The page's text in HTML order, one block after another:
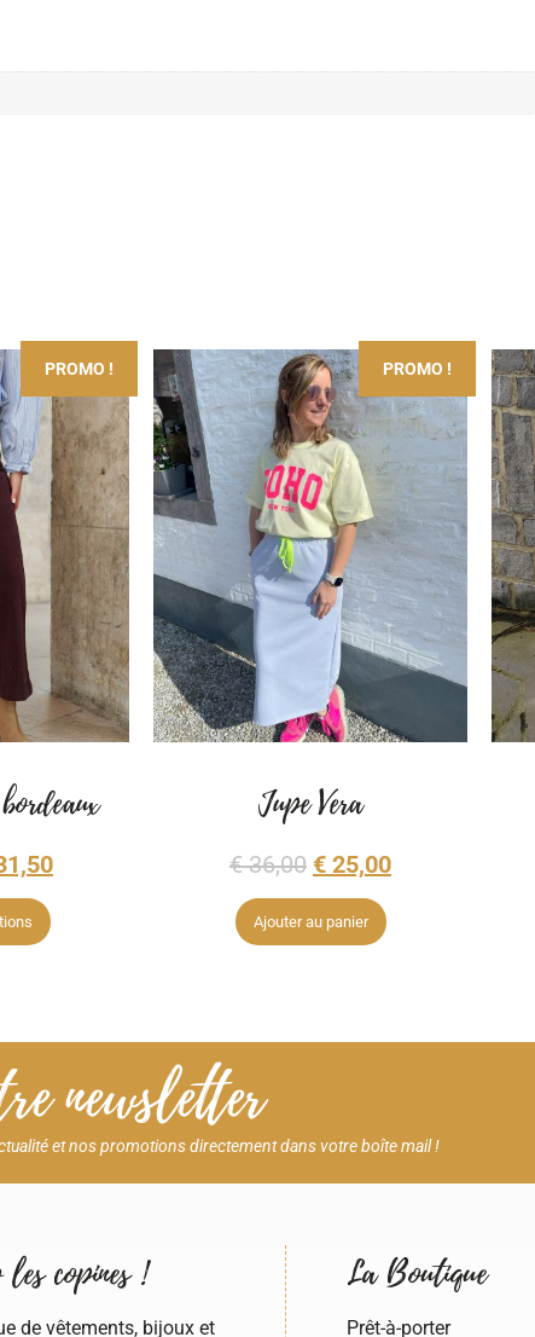
PROMO ! PROMO !
Jupe Vera
€36,00 € 25,00
Ajouter au panier
newsletter
et nos promotions directement dans votre boîte mail !
copines !
de vêtements, bijoux et
La Boutique
Prêt-à-porter
copines.